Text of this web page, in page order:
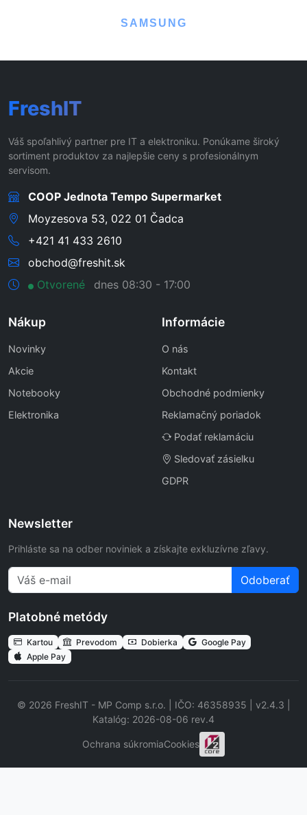
SAMSUNG
FreshIT
Váš spoľahlivý partner pre IT a elektroniku. Ponúkame široký
sortiment produktov za najlepšie ceny s profesionálnym
servisom.
COOP Jednota Tempo Supermarket
Moyzesova 53, 022 01 Čadca
+421 41 433 2610
obchod@freshit.sk
Otvorené
dnes 08:30 - 17:00
Nákup
Novinky
Akcie
Notebooky
Elektronika
Informácie
O nás
Kontakt
Obchodné podmienky
Reklamačný poriadok
Podať reklamáciu
Sledovať zásielku
GDPR
Newsletter
Prihláste sa na odber noviniek a získajte exkluzívne zľavy.
Odoberať
Platobné metódy
Kartou Prevodom Dobierka
Google Pay
Apple Pay
© 2026 FreshIT - MP Comp s.r.o. | IČO: 46358935 | v2.4.3 |
Katalóg: 2026-08-06 rev.4
Ochrana súkromiaCookies